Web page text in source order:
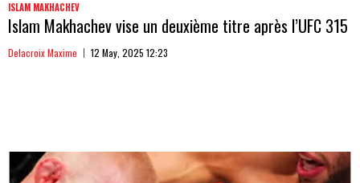
ISLAM MAKHACHEV
Islam Makhachev vise un deuxième titre après l’UFC 315
Delacroix Maxime 12 May, 2025 12:23